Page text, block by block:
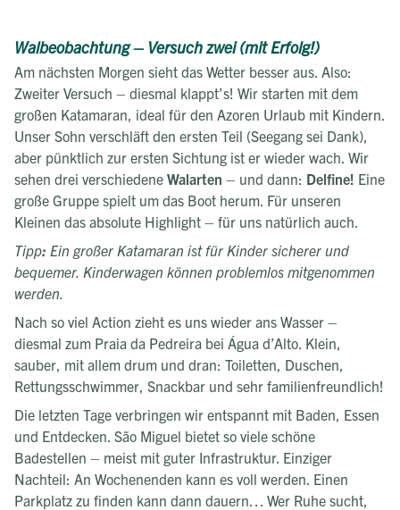
Walbeobachtung – Versuch zwei (mit Erfolg!)
Am nächsten Morgen sieht das Wetter besser aus. Also:
Zweiter Versuch – diesmal klappt’s! Wir starten mit dem
großen Katamaran, ideal für den Azoren Urlaub mit Kindern.
Unser Sohn verschläft den ersten Teil (Seegang sei Dank),
aber pünktlich zur ersten Sichtung ist er wieder wach. Wir
sehen drei verschiedene Walarten – und dann: Delfine! Eine
große Gruppe spielt um das Boot herum. Für unseren
Kleinen das absolute Highlight – für uns natürlich auch.
Tipp: Ein großer Katamaran ist für Kinder sicherer und
bequemer. Kinderwagen können problemlos mitgenommen
werden.
Nach so viel Action zieht es uns wieder ans Wasser –
diesmal zum Praia da Pedreira bei Água d’Alto. Klein,
sauber, mit allem drum und dran: Toiletten, Duschen,
Rettungsschwimmer, Snackbar und sehr familienfreundlich!
Die letzten Tage verbringen wir entspannt mit Baden, Essen
und Entdecken. São Miguel bietet so viele schöne
Badestellen – meist mit guter Infrastruktur. Einziger
Nachteil: An Wochenenden kann es voll werden. Einen
Parkplatz zu finden kann dann dauern… Wer Ruhe sucht,